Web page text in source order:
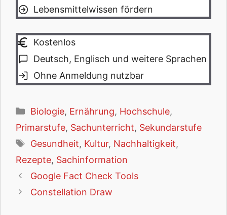
Lebensmittelwissen fördern
Kostenlos
Deutsch, Englisch und weitere Sprachen
Ohne Anmeldung nutzbar
Kategorien
Biologie, Ernährung, Hochschule,
Primarstufe, Sachunterricht, Sekundarstufe
Schlagwörter
Gesundheit, Kultur, Nachhaltigkeit,
Rezepte, Sachinformation
Google Fact Check Tools
Constellation Draw